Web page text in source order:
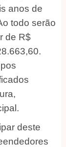
anos de
todo serão
de R$
deste